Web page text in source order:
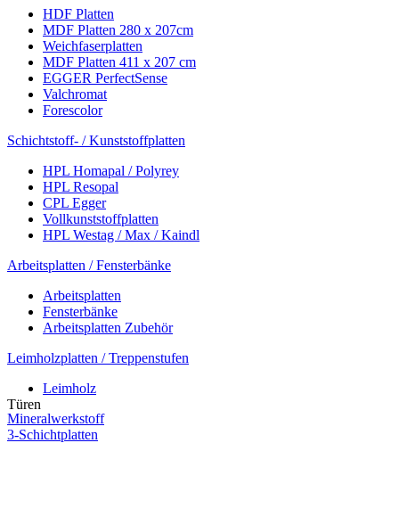
HDF Platten
MDF Platten 280 x 207cm
Weichfaserplatten
MDF Platten 411 x 207 cm
EGGER PerfectSense
Valchromat
Forescolor
Schichtstoff- / Kunststoffplatten
HPL Homapal / Polyrey
HPL Resopal
CPL Egger
Vollkunststoffplatten
HPL Westag / Max / Kaindl
Arbeitsplatten / Fensterbänke
Arbeitsplatten
Fensterbänke
Arbeitsplatten Zubehör
Leimholzplatten / Treppenstufen
Leimholz
Mineralwerkstoff
3-Schichtplatten
Türen